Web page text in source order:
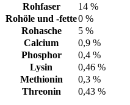
Rohfaser
14 %
Rohöle und -fette0 %
Rohasche
5 %
Calcium
0,9 %
Phosphor
0,4 %
Lysin
0,46 %
Methionin
0,3 %
Threonin
0,43 %